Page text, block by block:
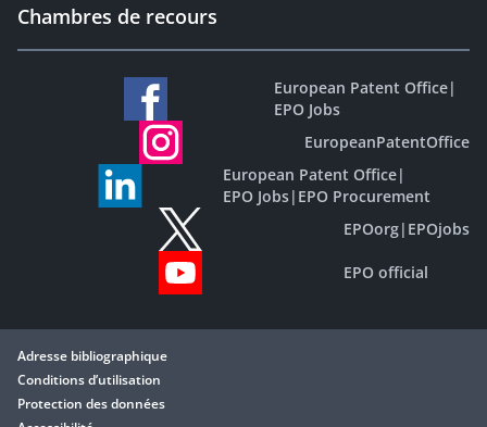
Chambres de recours
European Patent Office|
EPO Jobs
EuropeanPatentOffice
European Patent Office|
EPO Jobs| EPO Procurement
EPOorg| EPOjobs
EPO official
Adresse bibliographique
Conditions d’utilisation
Protection des données